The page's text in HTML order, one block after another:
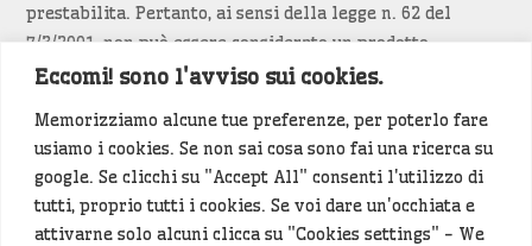
Eccomi! sono l'avviso sui cookies.
Memorizziamo alcune tue preferenze, per poterlo fare
usiamo i cookies. Se non sai cosa sono fai una ricerca su
google. Se clicchi su "Accept All" consenti l'utilizzo di
tutti, proprio tutti i cookies. Se voi dare un'occhiata e
attivarne solo alcuni clicca su "Cookies settings" - We
prestabilita. Pertanto, ai sensi della legge n. 62 del
7/3/2001, non può essere considerato un prodotto
editoriale.
Siamo attenti a non violare copyright e diritti
d’immagine. Se un contenuto è di tua proprietà e vuoi
richiederne la rimozionediccelo(<- clicca per inviarci un
messaggio).